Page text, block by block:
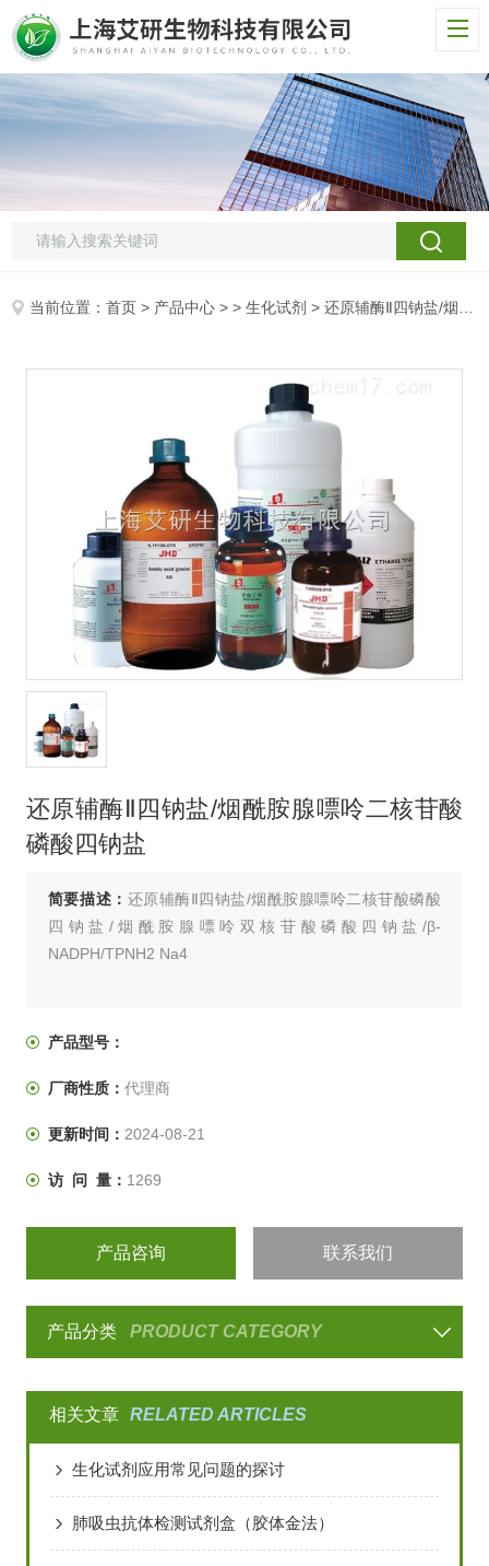
当前位置：首页 > 产品中心 > >生化试剂 > 还原辅酶Ⅱ四钠盐/烟酰胺腺嘌呤二核苷酸磷酸四钠盐
还原辅酶Ⅱ四钠盐/烟酰胺腺嘌呤二核苷酸
磷酸四钠盐
简要描述： 还原辅酶Ⅱ四钠盐/烟酰胺腺嘌呤二核苷酸磷酸
四钠盐/烟酰胺腺嘌呤双核苷酸磷酸四钠盐/β-
NADPH/TPNH2 Na4
产品型号：
厂商性质： 代理商
更新时间： 2024-08-21
访 问 量： 1269
产品咨询 联系我们
产品分类 PRODUCT CATEGORY
相关文章 RELATED ARTICLES
生化试剂应用常见问题的探讨
肺吸虫抗体检测试剂盒（胶体金法）